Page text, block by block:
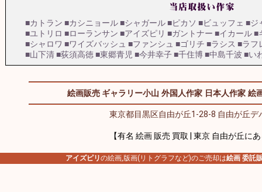
■カトラン ■カシニョール■シャガール■ピカソ ■ビュッフェ ■ジ
■ユトリロ ■ローランサン ■アイズピリ ■ガントナー ■イカール■
■シャロワ ■ワイズバッシュ ■ファンシュ ■ゴリチ ■ラシス ■ラフ
■山下清■荻須高徳■東郷青児 ■今井幸子■千住博■中島千波 ■い
絵画販売 ギャラリー小山 外国人作家 日本人作家 絵
東京都目黒区自由が丘1-28-8 自由が丘デ
【有名 絵画 販売 買取 | 東京 自由が丘に
アイズピリの絵画,版画(リトグラフなど)のご売却は絵画 委託